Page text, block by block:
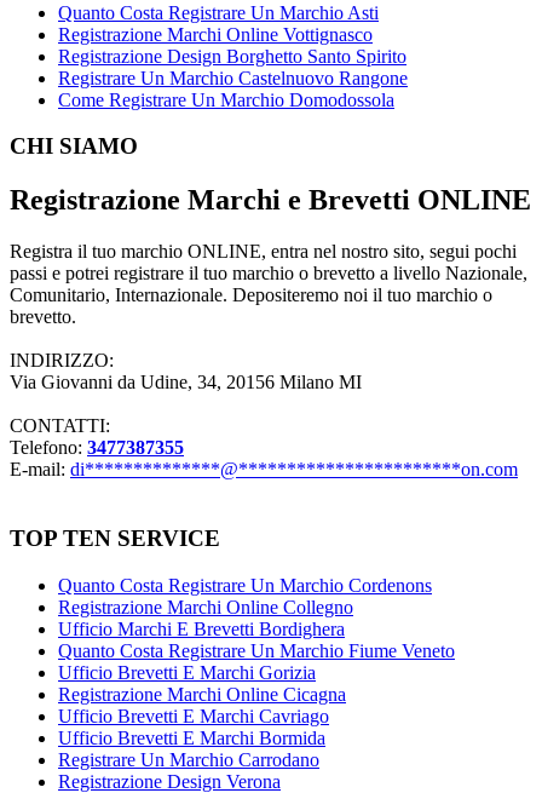
Quanto Costa Registrare Un Marchio Asti
Registrazione Marchi Online Vottignasco
Registrazione Design Borghetto Santo Spirito
Registrare Un Marchio Castelnuovo Rangone
Come Registrare Un Marchio Domodossola
Footer
CHI SIAMO
Registrazione Marchi e Brevetti ONLINE
Registra il tuo marchio ONLINE, entra nel nostro sito, segui pochi
passi e potrei registrare il tuo marchio o brevetto a livello Nazionale,
Comunitario, Internazionale. Depositeremo noi il tuo marchio o
brevetto.
INDIRIZZO:
Via Giovanni da Udine, 34, 20156 Milano MI
CONTATTI:
Telefono: 3477387355
E-mail: di**************@***********************on.com
TOP TEN SERVICE
Quanto Costa Registrare Un Marchio Cordenons
Registrazione Marchi Online Collegno
Ufficio Marchi E Brevetti Bordighera
Quanto Costa Registrare Un Marchio Fiume Veneto
Ufficio Brevetti E Marchi Gorizia
Registrazione Marchi Online Cicagna
Ufficio Brevetti E Marchi Cavriago
Ufficio Brevetti E Marchi Bormida
Registrare Un Marchio Carrodano
Registrazione Design Verona